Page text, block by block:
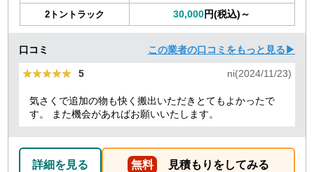
2トントラック 30,000円(税込)～
口コミ この業者の口コミをもっと見る▶
★★★★★
★★★★★ 5 ni(2024/11/23)
気さくで追加の物も快く搬出いただきとてもよかったで
す。 また機会があればお願いいたします。
詳細を見る 無料 見積もりをしてみる